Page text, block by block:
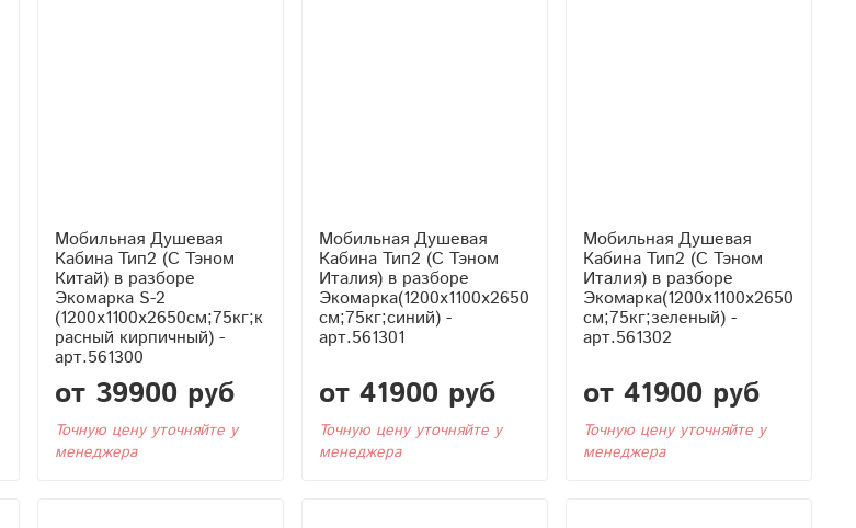
Мобильная Душевая
Кабина Тип2 (С Тэном
Китай) в разборе
Экомарка S-2
(1200x1100x2650см;75кг;к
расный кирпичный) -
арт.561300
от 39900 руб
Точную цену уточняйте у
менеджера
Мобильная Душевая
Кабина Тип2 (С Тэном
Италия) в разборе
Экомарка(1200x1100x2650
см;75кг;синий) -
арт.561301
от 41900 руб
Точную цену уточняйте у
менеджера
Мобильная Душевая
Кабина Тип2 (С Тэном
Италия) в разборе
Экомарка(1200x1100x2650
см;75кг;зеленый) -
арт.561302
от 41900 руб
Точную цену уточняйте у
менеджера